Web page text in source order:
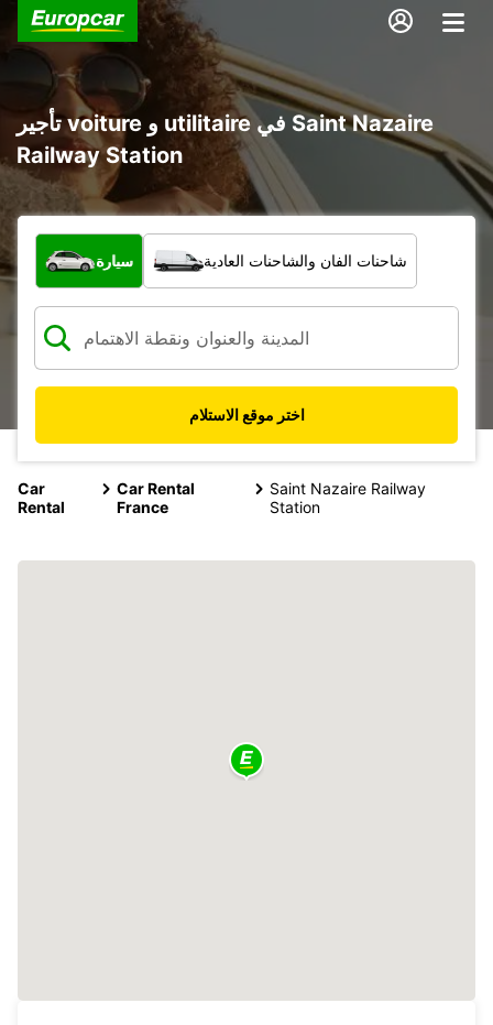
تأجير voiture و utilitaire في Saint Nazaire
Railway Station
ما نوع المركبة؟
سيارة شاحنات الفان والشاحنات العادية
اختر موقع الاستلام
Car
Rental
Car Rental
France
Saint Nazaire Railway
Station